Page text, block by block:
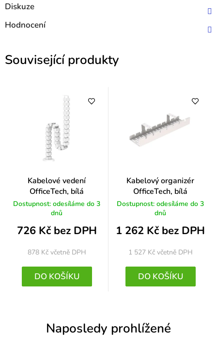
Diskuze
Hodnocení
Související produkty
Kabelové vedení
OfficeTech, bílá
Dostupnost: odesíláme do 3
dnů
726 Kč bez DPH
878 Kč včetně DPH
DO KOŠÍKU
Kabelový organizér
OfficeTech, bílá
Dostupnost: odesíláme do 3
dnů
1 262 Kč bez DPH
1 527 Kč včetně DPH
DO KOŠÍKU
Naposledy prohlížené